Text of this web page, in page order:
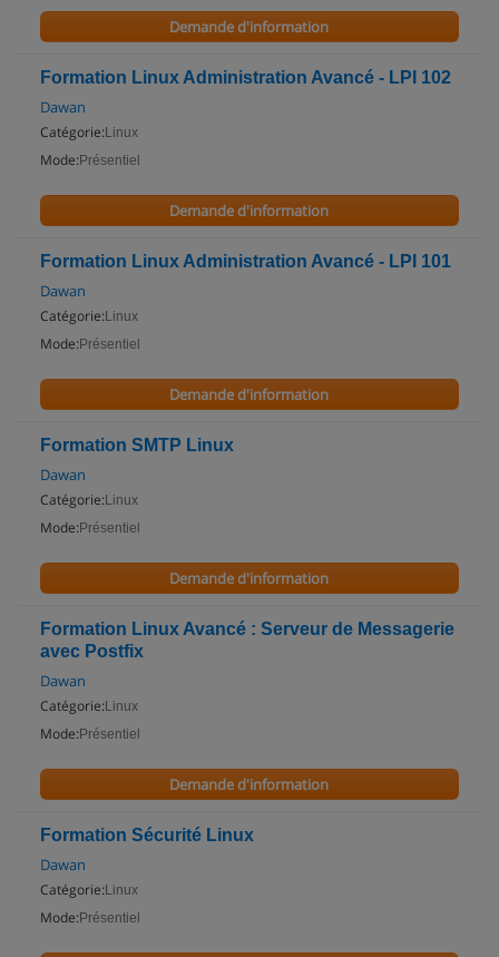
Demande d'information
Formation Linux Administration Avancé - LPI 102
Dawan
Catégorie: Linux
Mode: Présentiel
Demande d'information
Formation Linux Administration Avancé - LPI 101
Dawan
Catégorie: Linux
Mode: Présentiel
Demande d'information
Formation SMTP Linux
Dawan
Catégorie: Linux
Mode: Présentiel
Demande d'information
Formation Linux Avancé : Serveur de Messagerie
avec Postfix
Dawan
Catégorie: Linux
Mode: Présentiel
Demande d'information
Formation Sécurité Linux
Dawan
Catégorie: Linux
Mode: Présentiel